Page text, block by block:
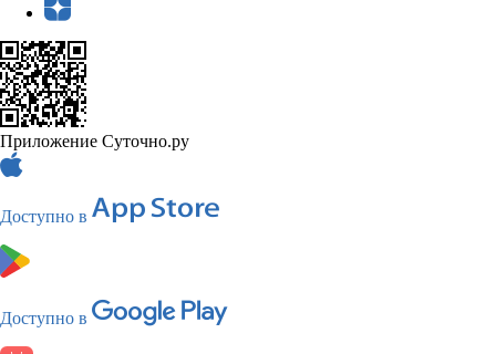
Приложение Суточно.ру
Доступно в
Доступно в